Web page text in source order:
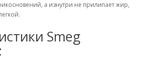
а изнутри не прилипает жир,
Smeg